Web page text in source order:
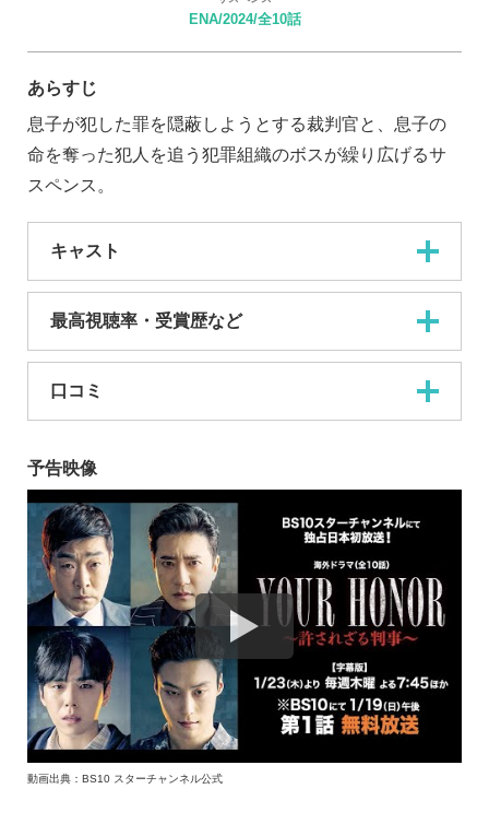
ENA/2024/全10話
あらすじ
息子が犯した罪を隠蔽しようとする裁判官と、息子の
命を奪った犯人を追う犯罪組織のボスが繰り広げるサ
スペンス。
キャスト
最高視聴率・受賞歴など
口コミ
予告映像
動画出典：BS10 スターチャンネル公式